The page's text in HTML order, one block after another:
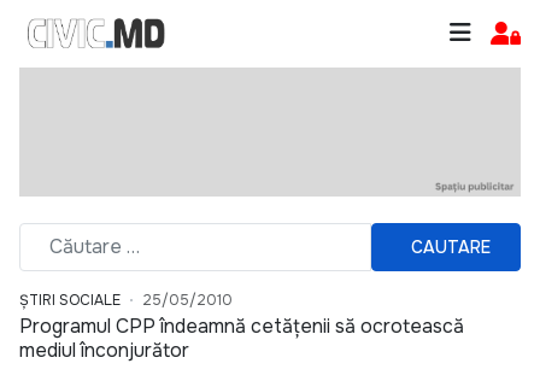
CAUTARE
ȘTIRI SOCIALE 25/05/2010
Programul CPP îndeamnă cetăţenii să ocrotească
mediul înconjurător